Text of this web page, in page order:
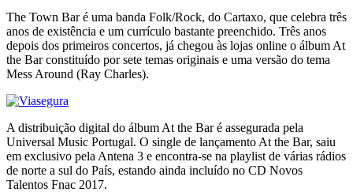
The Town Bar é uma banda Folk/Rock, do Cartaxo, que celebra três
anos de existência e um currículo bastante preenchido. Três anos
depois dos primeiros concertos, já chegou às lojas online o álbum At
the Bar constituído por sete temas originais e uma versão do tema
Mess Around (Ray Charles).
A distribuição digital do álbum At the Bar é assegurada pela
Universal Music Portugal. O single de lançamento At the Bar, saiu
em exclusivo pela Antena 3 e encontra-se na playlist de várias rádios
de norte a sul do País, estando ainda incluído no CD Novos
Talentos Fnac 2017.